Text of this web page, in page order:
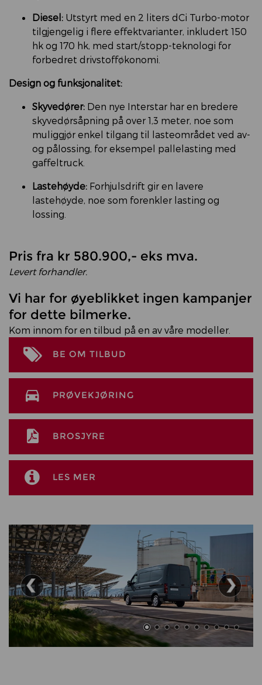
BE OM TILBUD
PRØVEKJØRING
BROSJYRE
LES MER
Diesel: Utstyrt med en 2 liters dCi Turbo-motor
tilgjengelig i flere effektvarianter, inkludert 150
hk og 170 hk, med start/stopp-teknologi for
forbedret drivstofføkonomi. ​
Design og funksjonalitet:
Skyvedører: Den nye Interstar har en bredere
skyvedørsåpning på over 1,3 meter, noe som
muliggjør enkel tilgang til lasteområdet ved av-
og pålossing, for eksempel pallelasting med
gaffeltruck.
Lastehøyde: Forhjulsdrift gir en lavere
lastehøyde, noe som forenkler lasting og
lossing.
Pris fra kr 580.900,- eks mva.
Levert forhandler.
Vi har for øyeblikket ingen kampanjer
for dette bilmerke.
Kom innom for en tilbud på en av våre modeller.